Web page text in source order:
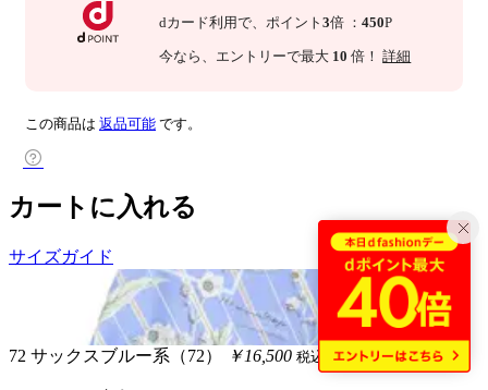
dカード利用で、ポイント3倍 ：450P
今なら 、エントリーで最大 10 倍！詳細
この商品は 返品可能 です。
カートに入れる
サイズガイド
72 サックスブルー系（72） ￥16,500 税込